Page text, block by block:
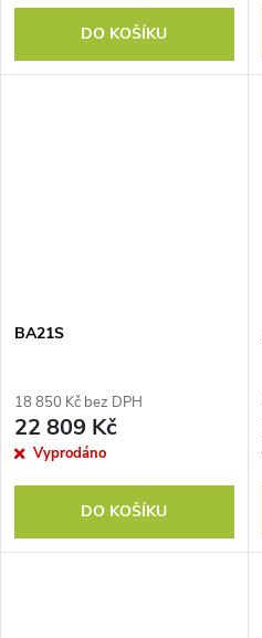
DO KOŠÍKU
BA21S
18 850 Kč bez DPH
22 809 Kč
Vyprodáno
DO KOŠÍKU